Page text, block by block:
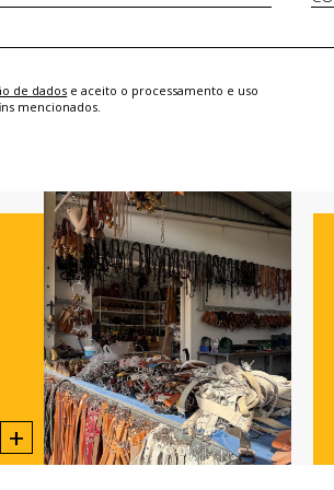
de dados e aceito o processamento e uso
mencionados.
+